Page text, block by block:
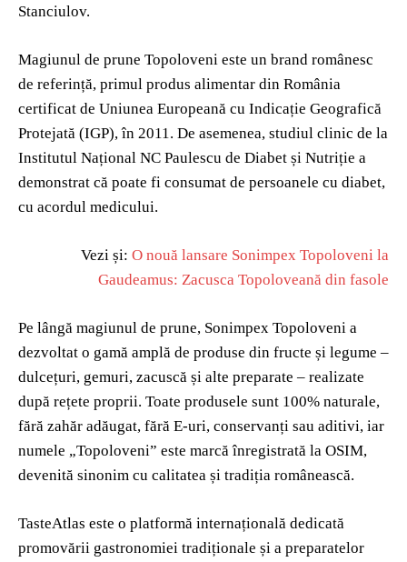
Stanciulov.
Magiunul de prune Topoloveni este un brand românesc
de referință, primul produs alimentar din România
certificat de Uniunea Europeană cu Indicație Geografică
Protejată (IGP), în 2011. De asemenea, studiul clinic de la
Institutul Național NC Paulescu de Diabet și Nutriție a
demonstrat că poate fi consumat de persoanele cu diabet,
cu acordul medicului.
Vezi și: O nouă lansare Sonimpex Topoloveni la
Gaudeamus: Zacusca Topoloveană din fasole
Pe lângă magiunul de prune, Sonimpex Topoloveni a
dezvoltat o gamă amplă de produse din fructe și legume –
dulcețuri, gemuri, zacuscă și alte preparate – realizate
după rețete proprii. Toate produsele sunt 100% naturale,
fără zahăr adăugat, fără E-uri, conservanți sau aditivi, iar
numele „Topoloveni” este marcă înregistrată la OSIM,
devenită sinonim cu calitatea și tradiția românească.
TasteAtlas este o platformă internațională dedicată
promovării gastronomiei tradiționale și a preparatelor